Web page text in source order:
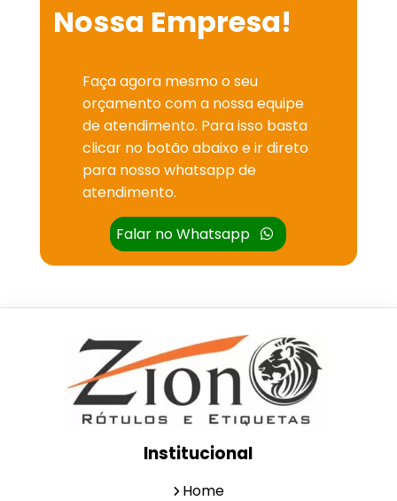
Nossa Empresa!
Faça agora mesmo o seu
orçamento com a nossa equipe
de atendimento. Para isso basta
clicar no botão abaixo e ir direto
para nosso whatsapp de
atendimento.
Falar no Whatsapp
Institucional
Home